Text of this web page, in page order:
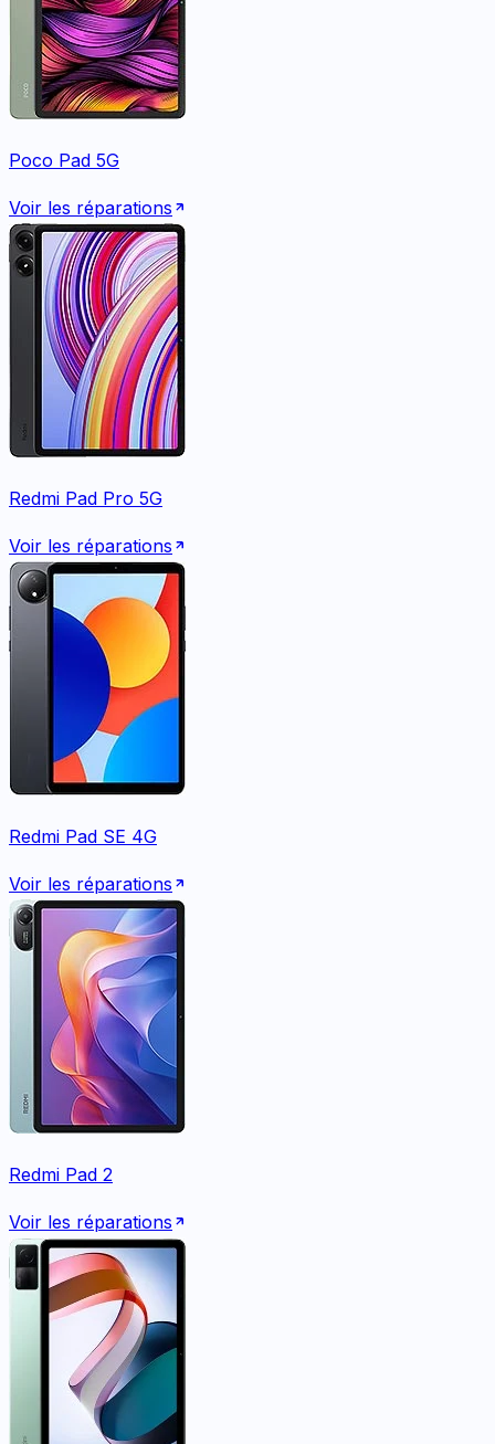
Poco Pad 5G
Voir les réparations
Redmi Pad Pro 5G
Voir les réparations
Redmi Pad SE 4G
Voir les réparations
Redmi Pad 2
Voir les réparations